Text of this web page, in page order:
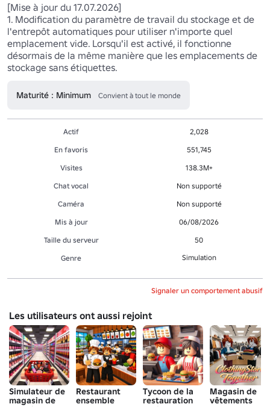
[Mise à jour du 17.07.2026]
1. Modification du paramètre de travail du stockage et de
l'entrepôt automatiques pour utiliser n'importe quel
emplacement vide. Lorsqu'il est activé, il fonctionne
désormais de la même manière que les emplacements de
stockage sans étiquettes.
Maturité : Minimum Convient à tout le monde
Actif
2,028
En favoris
551,745
Visites
138.3M+
Chat vocal
Non supporté
Caméra
Non supporté
Mis à jour
06/08/2026
Taille du serveur
50
Genre
Simulation
Signaler un comportement abusif
Les utilisateurs ont aussi rejoint
Simulateur de
magasin de
Restaurant
ensemble
Tycoon de la
restauration
Magasin de
vêtements